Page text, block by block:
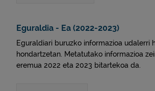
Eguraldia - Ea (2022-2023)
Eguraldiari buruzko informazioa udalerri
hondartzetan. Metatutako informazioa
eremua 2022 eta 2023 bitartekoa da.